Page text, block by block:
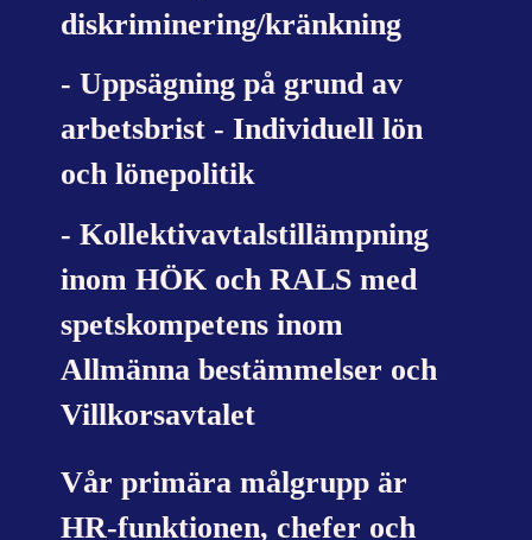
diskriminering/kränkning
- Uppsägning på grund av
arbetsbrist - Individuell lön
och lönepolitik
- Kollektivavtalstillämpning
inom HÖK och RALS med
spetskompetens inom
Allmänna bestämmelser och
Villkorsavtalet
Vår primära målgrupp är
HR-funktionen, chefer och